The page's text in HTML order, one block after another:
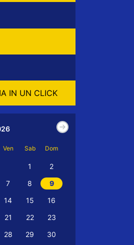
IN UN CLICK
Ven Sab Dom
1
2
7 8
9
14 15
16
21 22
23
28 29
30